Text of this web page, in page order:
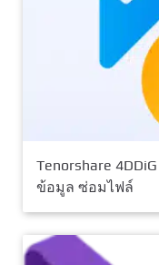
Tenorshare
ข้อมูล ซ่อมไฟล์